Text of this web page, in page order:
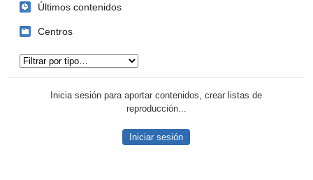
Últimos contenidos
Centros
Inicia sesión para aportar contenidos, crear listas de
reproducción...
Iniciar sesión